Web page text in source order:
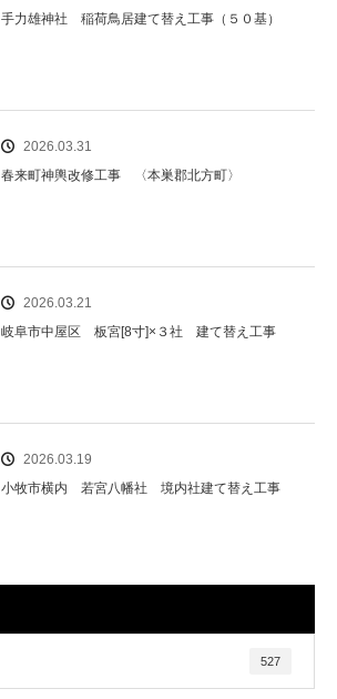
手力雄神社 稲荷鳥居建て替え工事（５０基）
2026.03.31
春来町神輿改修工事 〈本巣郡北方町〉
2026.03.21
岐阜市中屋区 板宮[8寸]×３社 建て替え工事
2026.03.19
小牧市横内 若宮八幡社 境内社建て替え工事
527